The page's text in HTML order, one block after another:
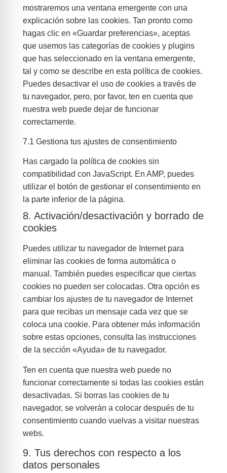
mostraremos una ventana emergente con una
explicación sobre las cookies. Tan pronto como
hagas clic en «Guardar preferencias», aceptas
que usemos las categorías de cookies y plugins
que has seleccionado en la ventana emergente,
tal y como se describe en esta política de cookies.
Puedes desactivar el uso de cookies a través de
tu navegador, pero, por favor, ten en cuenta que
nuestra web puede dejar de funcionar
correctamente.
7.1 Gestiona tus ajustes de consentimiento
Has cargado la política de cookies sin
compatibilidad con JavaScript. En AMP, puedes
utilizar el botón de gestionar el consentimiento en
la parte inferior de la página.
8. Activación/desactivación y borrado de
cookies
Puedes utilizar tu navegador de Internet para
eliminar las cookies de forma automática o
manual. También puedes especificar que ciertas
cookies no pueden ser colocadas. Otra opción es
cambiar los ajustes de tu navegador de Internet
para que recibas un mensaje cada vez que se
coloca una cookie. Para obtener más información
sobre estas opciones, consulta las instrucciones
de la sección «Ayuda» de tu navegador.
Ten en cuenta que nuestra web puede no
funcionar correctamente si todas las cookies están
desactivadas. Si borras las cookies de tu
navegador, se volverán a colocar después de tu
consentimiento cuando vuelvas a visitar nuestras
webs.
9. Tus derechos con respecto a los
datos personales